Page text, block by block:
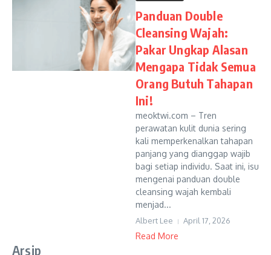
Panduan Double
Cleansing Wajah:
Pakar Ungkap Alasan
Mengapa Tidak Semua
Orang Butuh Tahapan
Ini!
meoktwi.com – Tren
perawatan kulit dunia sering
kali memperkenalkan tahapan
panjang yang dianggap wajib
bagi setiap individu. Saat ini, isu
mengenai panduan double
cleansing wajah kembali
menjad...
Albert Lee April 17, 2026
Read More
Arsip